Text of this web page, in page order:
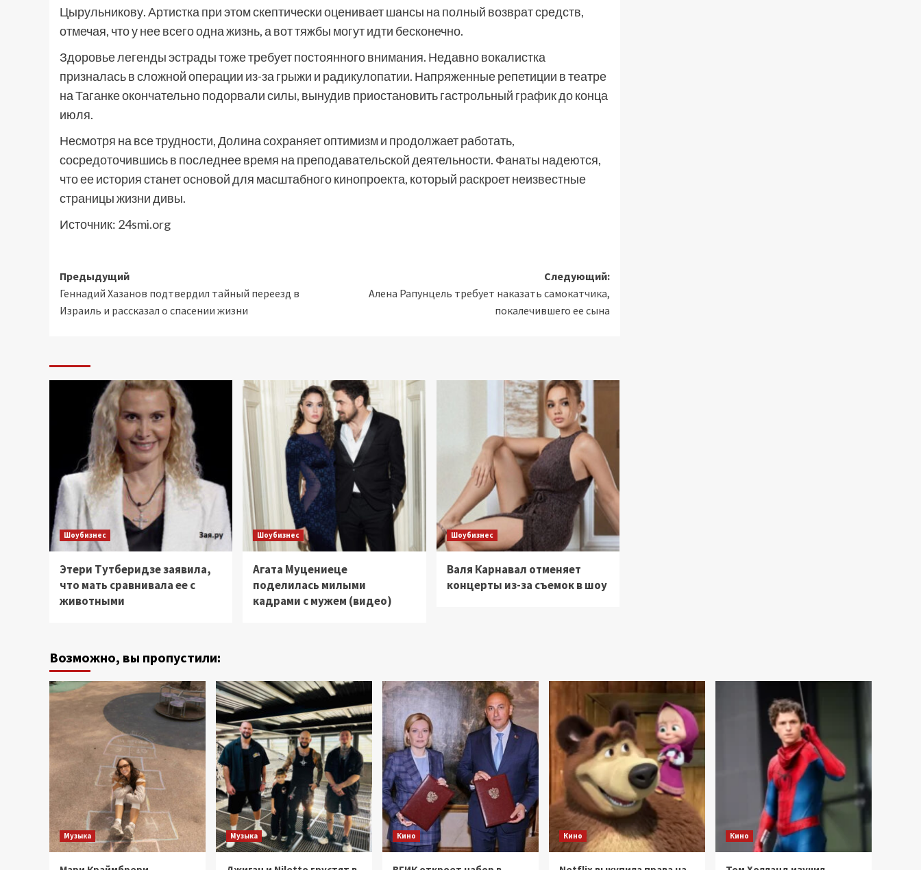
Цырульникову. Артистка при этом скептически оценивает шансы на полный возврат средств,
отмечая, что у нее всего одна жизнь, а вот тяжбы могут идти бесконечно.
Здоровье легенды эстрады тоже требует постоянного внимания. Недавно вокалистка
призналась в сложной операции из-за грыжи и радикулопатии. Напряженные репетиции в театре
на Таганке окончательно подорвали силы, вынудив приостановить гастрольный график до конца
июля.
Несмотря на все трудности, Долина сохраняет оптимизм и продолжает работать,
сосредоточившись в последнее время на преподавательской деятельности. Фанаты надеются,
что ее история станет основой для масштабного кинопроекта, который раскроет неизвестные
страницы жизни дивы.
Источник: 24smi.org
Навигация
записи
Предыдущий
Геннадий Хазанов подтвердил тайный переезд в
Израиль и рассказал о спасении жизни
Следующий:
Алена Рапунцель требует наказать самокатчика,
покалечившего ее сына
Шоубизнес
Этери Тутберидзе заявила,
что мать сравнивала ее с
животными
Шоубизнес
Агата Муцениеце
поделилась милыми
кадрами с мужем (видео)
Шоубизнес
Валя Карнавал отменяет
концерты из-за съемок в шоу
Возможно, вы пропустили:
Музыка Музыка Кино Кино Кино